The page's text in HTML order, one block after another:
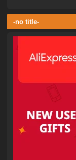
-no title-